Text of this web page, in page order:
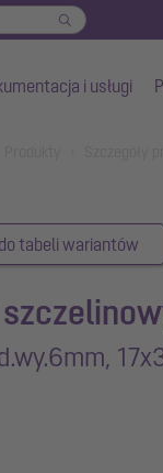
i usługi
tabeli wariantów